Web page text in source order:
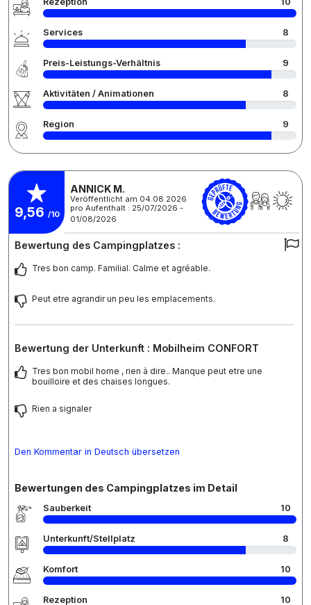
Services 8
Preis-Leistungs-Verhältnis 9
Aktivitäten / Animationen 8
Region 9
9,56 /10
ANNICK M.
Veröffentlicht am 04.08.2026
pro Aufenthalt : 25/07/2026 -
01/08/2026
Bewertung des Campingplatzes :
Tres bon camp. Familial. Calme et agréable.
Peut etre agrandir un peu les emplacements.
Bewertung der Unterkunft : Mobilheim CONFORT
Tres bon mobil home , rien à dire.. Manque peut etre une
bouilloire et des chaises longues.
Rien a signaler
Den Kommentar in Deutsch übersetzen
Bewertungen des Campingplatzes im Detail
Sauberkeit 10
Unterkunft/Stellplatz 8
Komfort 10
Rezeption 10